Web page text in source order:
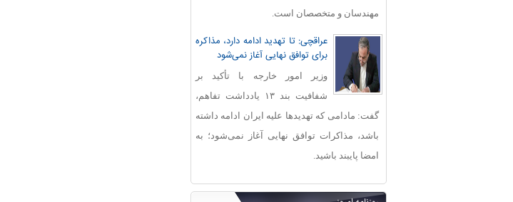
مهندسان و متخصصان است.
عراقچی: تا تهدید ادامه دارد، مذاکره
برای توافق نهایی آغاز نمی‌شود
وزیر امور خارجه با تأکید بر
شفافیت بند ۱۳ یادداشت تفاهم،
گفت: مادامی که تهدیدها علیه ایران ادامه داشته
باشد، مذاکرات توافق نهایی آغاز نمی‌شود؛ به
امضا پایبند باشید.